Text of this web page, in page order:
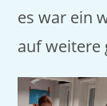
es war ein
auf weitere